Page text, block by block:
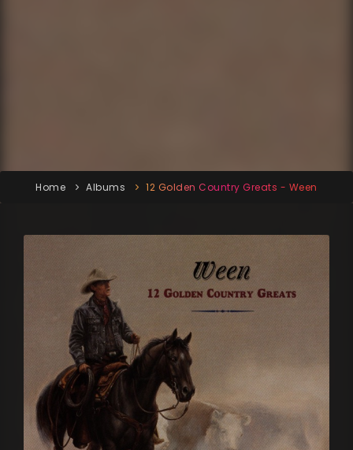
Home Albums 12 Golden Country Greats - Ween